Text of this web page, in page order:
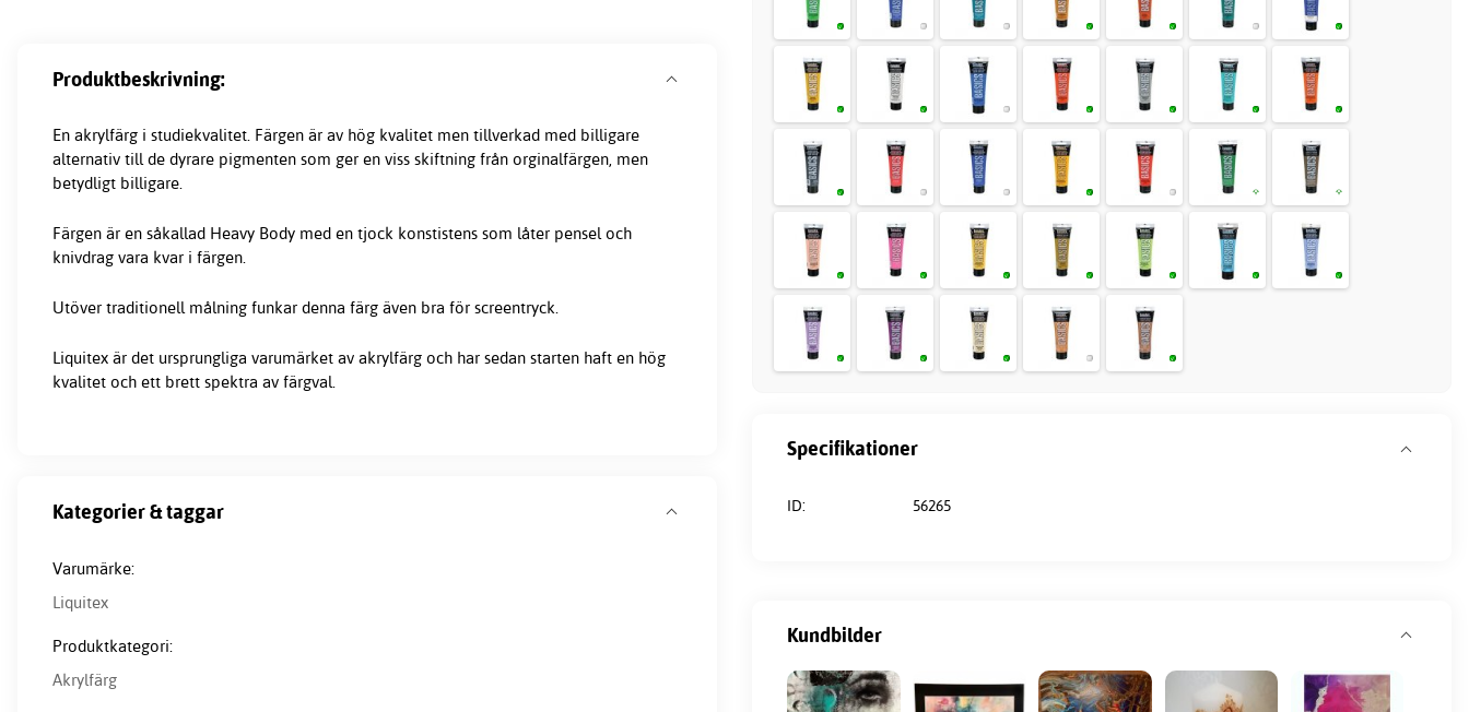
Produktbeskrivning:
En akrylfärg i studiekvalitet. Färgen är av hög kvalitet men tillverkad med billigare
alternativ till de dyrare pigmenten som ger en viss skiftning från orginalfärgen, men
betydligt billigare.
Färgen är en såkallad Heavy Body med en tjock konstistens som låter pensel och
knivdrag vara kvar i färgen.
Utöver traditionell målning funkar denna färg även bra för screentryck.
Liquitex är det ursprungliga varumärket av akrylfärg och har sedan starten haft en hög
kvalitet och ett brett spektra av färgval.
Specifikationer
ID: 56265
Kategorier & taggar
Varumärke:
Liquitex
Produktkategori:
Akrylfärg
Kundbilder